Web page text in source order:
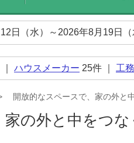
日（水）～2026年8月19日
ハウスメーカー 25件 ｜ 工
開放的なスペースで、家の外と
の外と中をつ